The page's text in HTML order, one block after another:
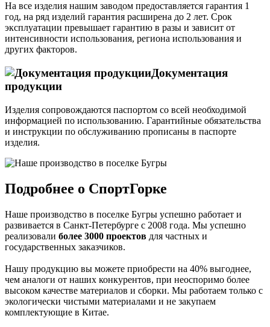
На все изделия нашим заводом предоставляется гарантия 1
год, на ряд изделий гарантия расширена до 2 лет. Срок
эксплуатации превышает гарантию в разы и зависит от
интенсивности использования, региона использования и
других факторов.
Документация
продукции
Изделия сопровождаются паспортом со всей необходимой
информацией по использованию. Гарантийные обязательства
и инструкции по обслуживанию прописаны в паспорте
изделия.
Подробнее о СпортГорке
Наше производство в поселке Бугры успешно работает и
развивается в Санкт-Петербурге с 2008 года. Мы успешно
реализовали более 3000 проектов для частных и
государственных заказчиков.
Нашу продукцию вы можете приобрести на 40% выгоднее,
чем аналоги от наших конкурентов, при неоспоримо более
высоком качестве материалов и сборки. Мы работаем только с
экологически чистыми материалами и не закупаем
комплектующие в Китае.